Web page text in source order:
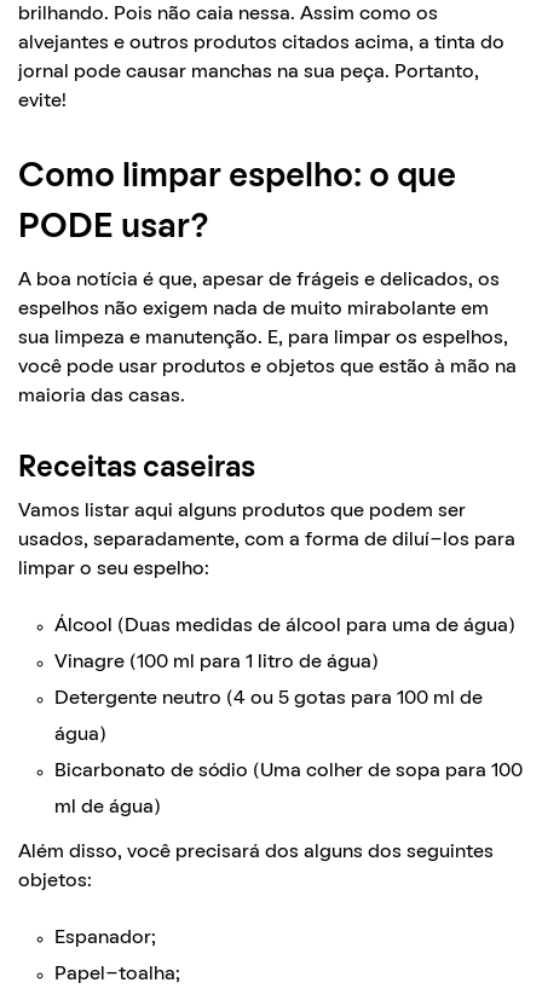
brilhando. Pois não caia nessa. Assim como os
alvejantes e outros produtos citados acima, a tinta do
jornal pode causar manchas na sua peça. Portanto,
evite!
Como limpar espelho: o que
PODE usar?
A boa notícia é que, apesar de frágeis e delicados, os
espelhos não exigem nada de muito mirabolante em
sua limpeza e manutenção. E, para limpar os espelhos,
você pode usar produtos e objetos que estão à mão na
maioria das casas.
Receitas caseiras
Vamos listar aqui alguns produtos que podem ser
usados, separadamente, com a forma de diluí-los para
limpar o seu espelho:
Álcool (Duas medidas de álcool para uma de água)
Vinagre (100 ml para 1 litro de água)
Detergente neutro (4 ou 5 gotas para 100 ml de
água)
Bicarbonato de sódio (Uma colher de sopa para 100
ml de água)
Além disso, você precisará dos alguns dos seguintes
objetos:
Espanador;
Papel-toalha;